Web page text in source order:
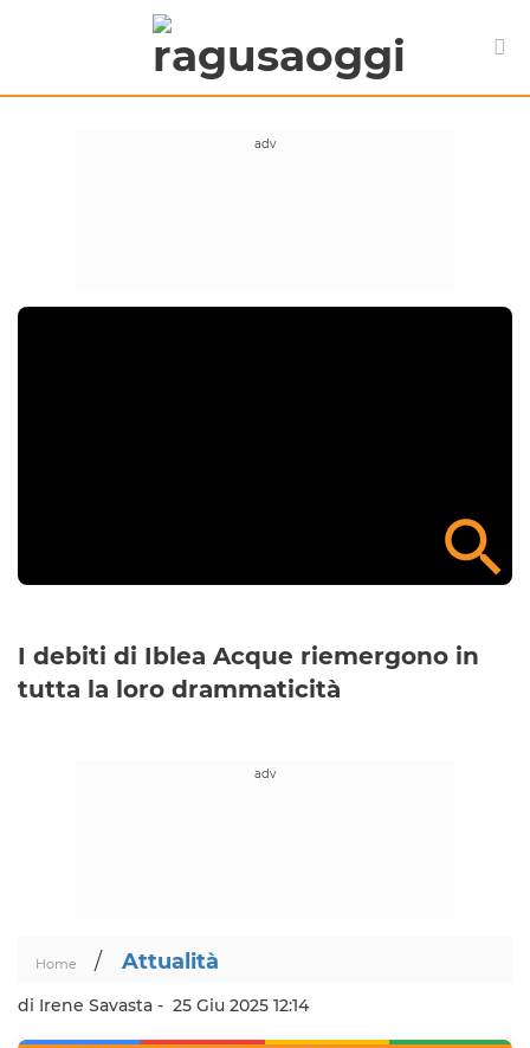
I debiti di Iblea Acque riemergono in
tutta la loro drammaticità
Home / Attualità
di Irene Savasta - 25 Giu 2025 12:14